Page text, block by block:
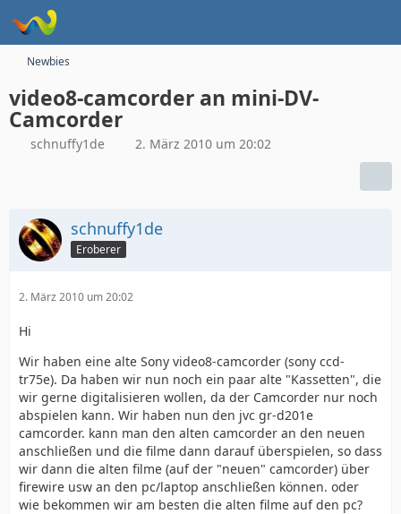
Newbies
video8-camcorder an mini-DV-
Camcorder
schnuffy1de 2. März 2010 um 20:02
schnuffy1de
Eroberer
2. März 2010 um 20:02
Hi
Wir haben eine alte Sony video8-camcorder (sony ccd-
tr75e). Da haben wir nun noch ein paar alte "Kassetten", die
wir gerne digitalisieren wollen, da der Camcorder nur noch
abspielen kann. Wir haben nun den jvc gr-d201e
camcorder. kann man den alten camcorder an den neuen
anschließen und die filme dann darauf überspielen, so dass
wir dann die alten filme (auf der "neuen" camcorder) über
firewire usw an den pc/laptop anschließen können. oder
wie bekommen wir am besten die alten filme auf den pc?